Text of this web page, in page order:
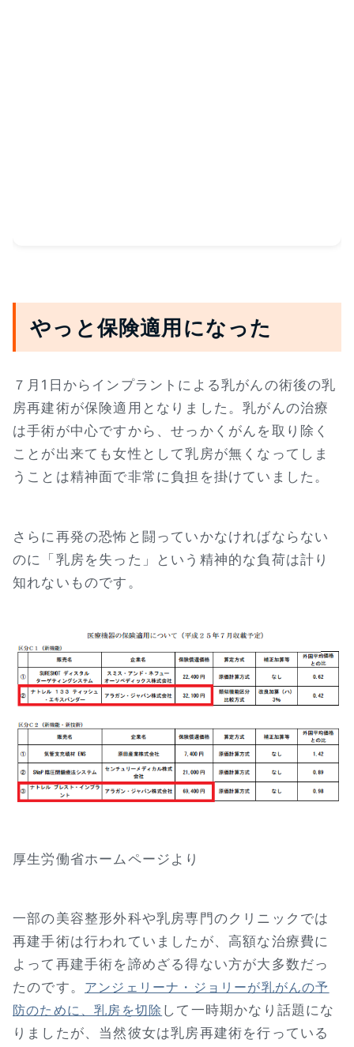
やっと保険適用になった
７月1日からインプラントによる乳がんの術後の乳
房再建術が保険適用となりました。乳がんの治療
は手術が中心ですから、せっかくがんを取り除く
ことが出来ても女性として乳房が無くなってしま
うことは精神面で非常に負担を掛けていました。
さらに再発の恐怖と闘っていかなければならない
のに「乳房を失った」という精神的な負荷は計り
知れないものです。
厚生労働省ホームページより
一部の美容整形外科や乳房専門のクリニックでは
再建手術は行われていましたが、高額な治療費に
よって再建手術を諦めざる得ない方が大多数だっ
たのです。 アンジェリーナ・ジョリーが乳がんの予
防のために、乳房を切除 して一時期かなり話題にな
りましたが、当然彼女は乳房再建術を行っている